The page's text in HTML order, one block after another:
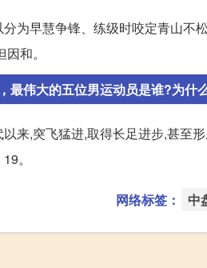
为早慧争锋、练级时咬定青山
和。
最伟大的五位男运动员是谁?为什
来,突飞猛进,取得长足进步,甚至
。
网络标签： 中